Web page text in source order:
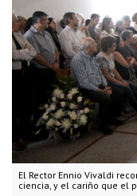
El Rector Ennio Vivaldi
ciencia, y el cariño que el